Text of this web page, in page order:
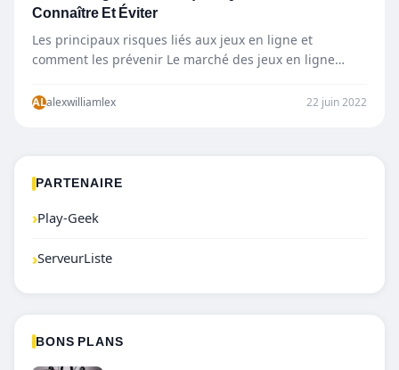
Connaître Et Éviter
Les principaux risques liés aux jeux en ligne et
comment les prévenir Le marché des jeux en ligne…
ALalexwilliamlex 22 juin 2022
PARTENAIRE
›Play-Geek
›ServeurListe
BONS PLANS